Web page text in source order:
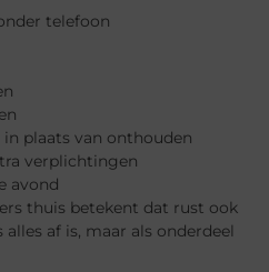
telefoon
plaats van onthouden
verplichtingen
avond
thuis betekent dat rust ook
af is, maar als onderdeel